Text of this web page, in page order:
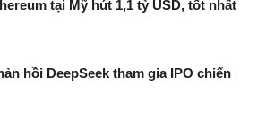
tại Mỹ hút 1,1 tỷ USD, tốt nhất
hồi DeepSeek tham gia IPO chiến